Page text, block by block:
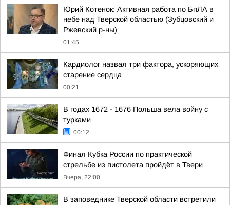
Юрий Котенок: Активная работа по БпЛА в
небе над Тверской областью (Зубцовский и
Ржевский р-ны)
01:45
Кардиолог назвал три фактора, ускоряющих
старение сердца
00:21
В годах 1672 - 1676 Польша вела войну с
турками
00:12
Финал Кубка России по практической
стрельбе из пистолета пройдёт в Твери
Вчера, 22:00
В заповеднике Тверской области встретили